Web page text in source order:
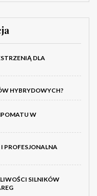
DLA
HYBRYDOWYCH?
W
PROFESJONALNA
SILNIKÓW